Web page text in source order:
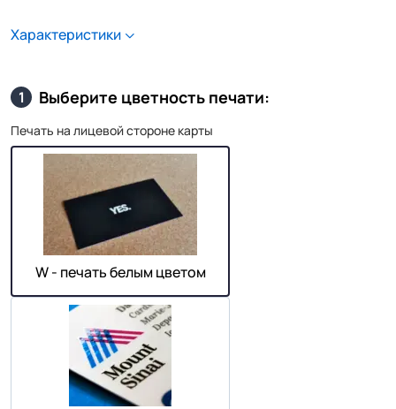
Характеристики
1 Выберите цветность печати:
Печать на лицевой стороне карты
W - печать белым цветом